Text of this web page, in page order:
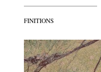
FINITIONS